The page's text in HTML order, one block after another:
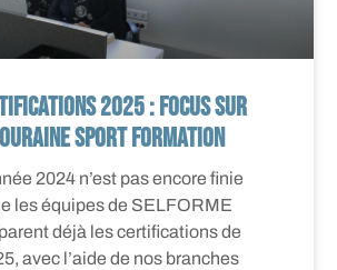
2025 : focus sur
Sport Formation
2024 n’est pas encore finie
les équipes de SELFORME
déjà les certifications de
avec l’aide de nos branches